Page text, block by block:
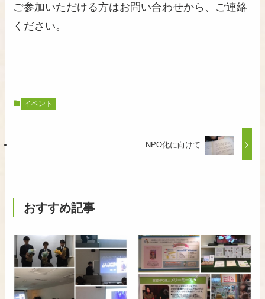
ご参加いただける方はお問い合わせから、ご連絡
ください。
イベント
NPO化に向けて
おすすめ記事